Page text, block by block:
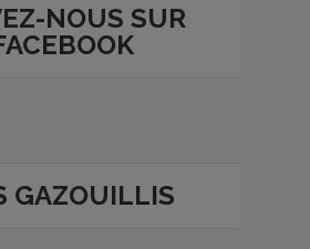
NOUS SUR
GAZOUILLIS